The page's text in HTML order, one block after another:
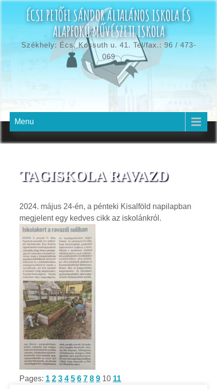
ÉCSI PETŐFI SÁNDOR ÁLTALÁNOS ISKOLA ÉS
ALAPFOKÚ MŰVÉSZETI ISKOLA
Székhely: Écs, Kossuth u. 41. Tel/fax.: 96 / 473-
069
Menu
TAGISKOLA RAVAZD
2024. május 24-én, a pénteki Kisalföld napilapban
megjelent egy kedves cikk az iskolánkról.
Pages: 1 2 3 4 5 6 7 8 9 10 11